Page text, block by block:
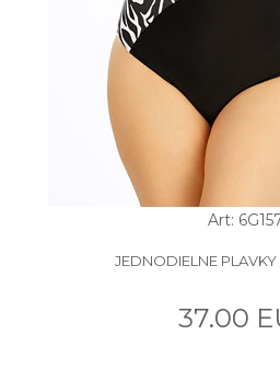
Art:
JEDNODIELNE PLAVKY
37.00